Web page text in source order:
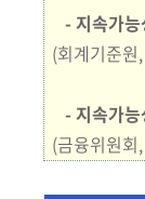
- 지속가
(회계기준원
- 지속가
(금융위원회